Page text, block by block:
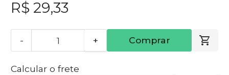
R$ 29,33
- + Comprar
Calcular o frete